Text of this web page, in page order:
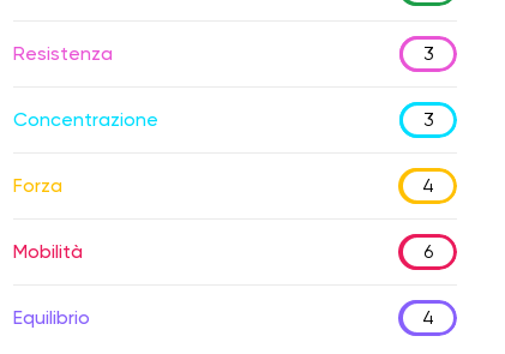
Resistenza 3
Concentrazione 3
Forza 4
Mobilità 6
Equilibrio 4